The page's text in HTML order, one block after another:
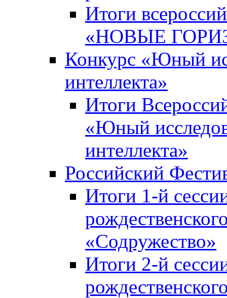
Итоги
«НОВЫЕ
Конкурс «Юный
интеллекта»
Итоги
«Юный
интеллекта»
Российский
Итоги 1-й
«Содружество»
Итоги 2-й